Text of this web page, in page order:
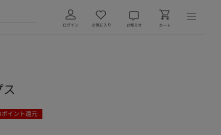
ポイント還元